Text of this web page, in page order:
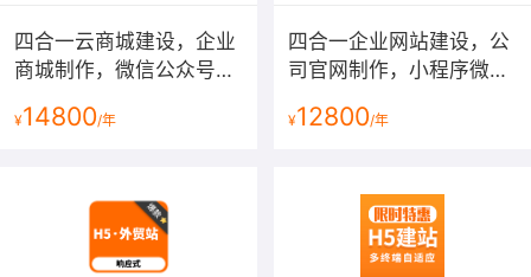
四合一云商城建设，企业
商城制作，微信公众号小
站开发【按需定制,个性设
¥14800/年
四合一企业网站建设，公
司官网制作，小程序微官
搭建【高端设计，功能定
¥12800/年